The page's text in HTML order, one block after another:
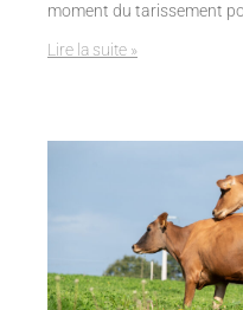
moment du tarissement
Lire la suite »